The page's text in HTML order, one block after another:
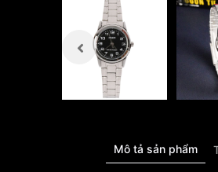
Mô tả sản phẩm